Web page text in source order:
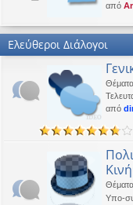
Δευ 06 Απρ
Καλή Μεγάλη
OTTO•Τετ 18 Μαρ
Oropion Τρί 17 Μαρ
Καλησπερα
panta•Δευ 16 Μαρ
Έκανε Like σε
OTTO
Καλώστονε.
από
Ελεύθεροι Διάλογοι
Θέματα
από
Θέματα
Υπο-